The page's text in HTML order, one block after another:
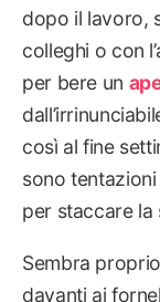
dopo il lavoro,
colleghi o con
per bere un
così al fine
sono
per staccare la
Sembra
davanti ai